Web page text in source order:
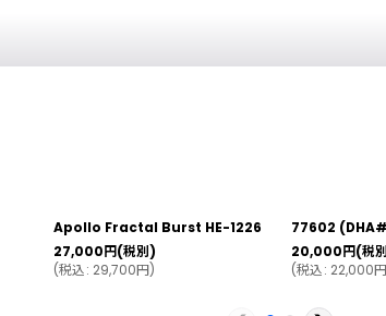
Apollo Fractal Burst HE-1226
27,000円(税別)
(税込: 29,700円)
77602
20,000円(税
(税込: 22,000円